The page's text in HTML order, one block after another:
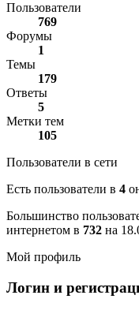
Пользователи
769
Форумы
1
Темы
179
Ответы
5
Метки тем
105
Пользователи в сети
Есть пользователи в 4
Большинство
интернетом в 732 на
Мой профиль
Логин и